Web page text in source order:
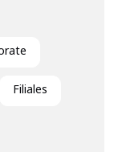
Filiales